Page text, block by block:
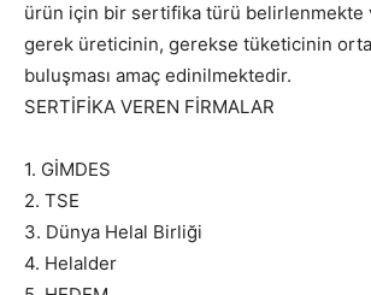
ürün için bir sertifika türü belirlenmekte
gerek üreticinin, gerekse tüketicinin
buluşması amaç edinilmektedir.
SERTİFİKA VEREN FİRMALAR
1. GİMDES
2. TSE
3. Dünya Helal Birliği
4. Helalder